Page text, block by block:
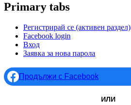
Primary tabs
Регистрирай се (активен раздел)
Facebook login
Вход
Заявка за нова парола
Продължи с Facebook
ИЛИ